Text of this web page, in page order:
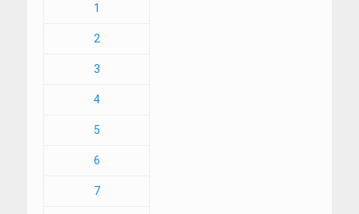
1
2
3
4
5
6
7